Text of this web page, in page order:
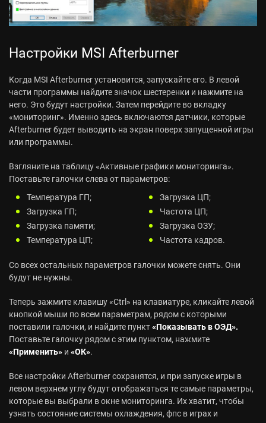
Настройки MSI Afterburner
Когда MSI Afterburner установится, запускайте его. В левой
части программы найдите значок шестеренки и нажмите на
него. Это будут настройки. Затем перейдите во вкладку
«мониторинг». Именно здесь включаются датчики, которые
Afterburner будет выводить на экран поверх запущенной игры
или программы.
Взгляните на таблицу «Активные графики мониторинга».
Поставьте галочки слева от параметров:
Температура ГП;
Загрузка ГП;
Загрузка памяти;
Температура ЦП;
Загрузка ЦП;
Частота ЦП;
Загрузка ОЗУ;
Частота кадров.
Со всех остальных параметров галочки можете снять. Они
будут не нужны.
Теперь зажмите клавишу «Ctrl» на клавиатуре, кликайте левой
кнопкой мыши по всем параметрам, рядом с которыми
поставили галочки, и найдите пункт«Показывать в ОЭД».
Поставьте галочку рядом с этим пунктом, нажмите
«Применить» и «ОК».
Все настройки Afterburner сохранятся, и при запуске игры в
левом верхнем углу будут отображаться те самые параметры,
которые вы выбрали в окне мониторинга. Их хватит, чтобы
узнать состояние системы охлаждения, фпс в играх и